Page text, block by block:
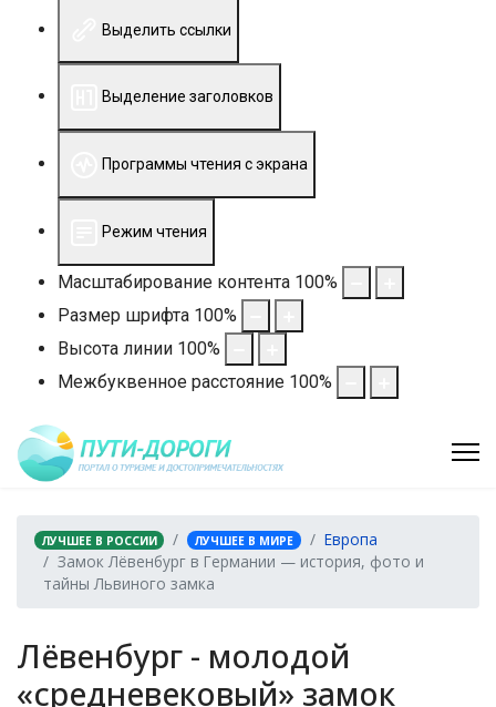
Выделить ссылки
Выделение заголовков
Программы чтения с экрана
Режим чтения
Масштабирование контента 100%
Размер шрифта 100%
Высота линии 100%
Межбуквенное расстояние 100%
ЛУЧШЕЕ В РОССИИ ЛУЧШЕЕ В МИРЕ
Европа
Замок Лёвенбург в Германии — история, фото и
тайны Львиного замка
Лёвенбург - молодой
«средневековый» замок